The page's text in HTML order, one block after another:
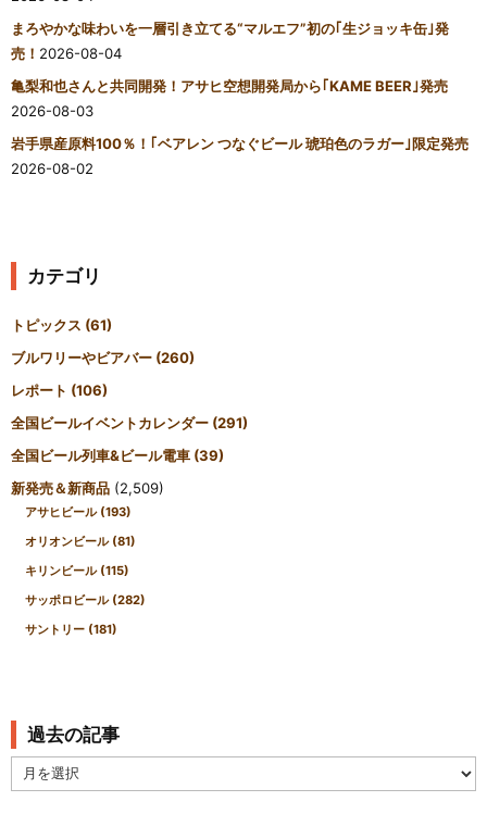
まろやかな味わいを一層引き立てる“マルエフ”初の｢生ジョッキ缶｣発
売！ 2026-08-04
亀梨和也さんと共同開発！アサヒ空想開発局から｢KAME BEER｣発売
2026-08-03
岩手県産原料100％！｢ベアレン つなぐビール 琥珀色のラガー｣限定発売
2026-08-02
カテゴリ
トピックス (61)
ブルワリーやビアバー (260)
レポート (106)
全国ビールイベントカレンダー (291)
全国ビール列車&ビール電車 (39)
新発売＆新商品 (2,509)
アサヒビール (193)
オリオンビール (81)
キリンビール (115)
サッポロビール (282)
サントリー (181)
過去の記事
去